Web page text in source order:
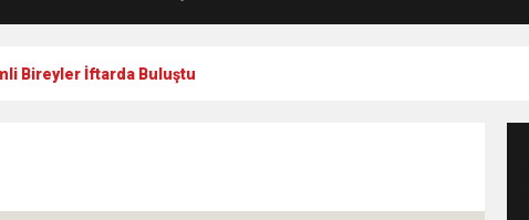
Bireyler İftarda Buluştu